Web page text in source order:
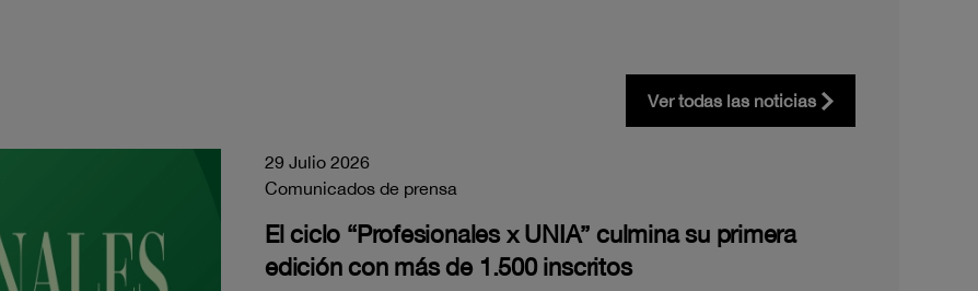
Ver todas las noticias
29 Julio 2026
Comunicados de prensa
El ciclo “Profesionales x UNIA” culmina su primera
edición con más de 1.500 inscritos